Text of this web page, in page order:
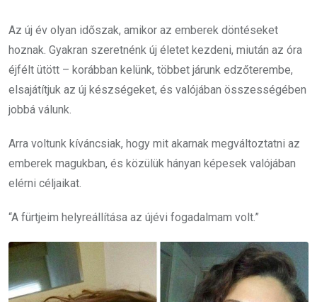
Az új év olyan időszak, amikor az emberek döntéseket
hoznak. Gyakran szeretnénk új életet kezdeni, miután az óra
éjfélt ütött – korábban kelünk, többet járunk edzőterembe,
elsajátítjuk az új készségeket, és valójában összességében
jobbá válunk.
Arra voltunk kíváncsiak, hogy mit akarnak megváltoztatni az
emberek magukban, és közülük hányan képesek valójában
elérni céljaikat.
“A fürtjeim helyreállítása az újévi fogadalmam volt.”